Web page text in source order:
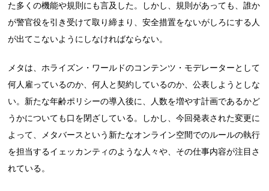
た多くの機能や規則にも言及した。しかし、規則があっても、誰か
が警官役を引き受けて取り締まり、安全措置をないがしろにする人
が出てこないようにしなければならない。
メタは、ホライズン・ワールドのコンテンツ・モデレーターとして
何人雇っているのか、何人と契約しているのか、公表しようとしな
い。新たな年齢ポリシーの導入後に、人数を増やす計画であるかど
うかについても口を閉ざしている。しかし、今回発表された変更に
よって、メタバースという新たなオンライン空間でのルールの執行
を担当するイェッカンティのような人々や、その仕事内容が注目さ
れている。